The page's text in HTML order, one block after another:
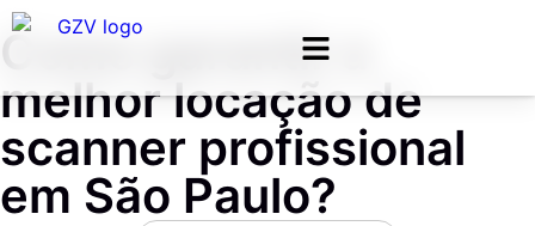
Como garantir a
melhor locação de
scanner profissional
em São Paulo?